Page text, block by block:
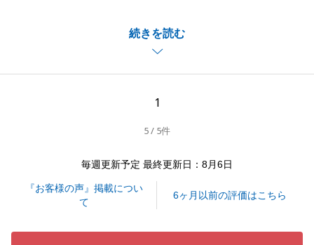
続きを読む
いただけたことが何よりです。
今後も引き続きお付き合いいただけますと幸いでござ
います。どうぞ宜しくお願いいたします。
閉じる
1
5 / 5件
毎週更新予定 最終更新日：8月6日
『お客様の声』掲載につい
て
6ヶ月以前の評価はこちら